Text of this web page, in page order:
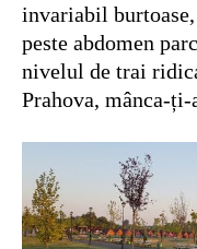
invariabil
peste abdomen
nivelul de trai
Prahova, mânca-ți-